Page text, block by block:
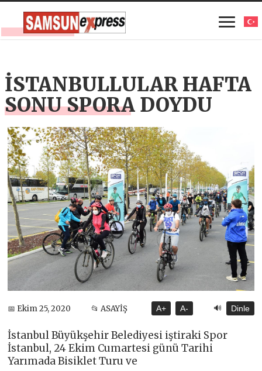
İSTANBULLULAR HAFTA
SONU SPORA DOYDU
📅 Ekim 25, 2020 📂 ASAYİŞ A+ A- 🔊 Dinle
İstanbul Büyükşehir Belediyesi iştiraki Spor
İstanbul, 24 Ekim Cumartesi günü Tarihi
Yarımada Bisiklet Turu ve